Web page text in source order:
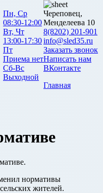
Пн, Ср
08:30-12:00
Вт, Чт
13:00-17:30
Пт
Приема нет
Сб-Вс
Выходной
Череповец,
Менделеева 10
8(8202) 201-901
info@sled35.ru
Заказать звонок
Написать нам
ВКонтакте
Главная
нормативы
жителей.